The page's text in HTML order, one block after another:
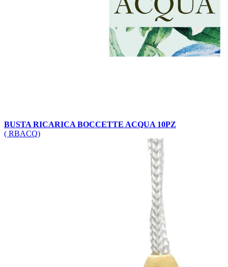
BUSTA RICARICA BOCCETTE ACQUA 10PZ
( RBACQ)